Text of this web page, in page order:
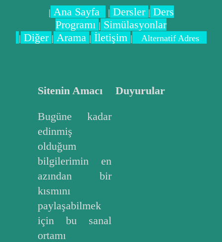
| Ana Sayfa | Dersler | Ders
Programı | Simülasyonlar
| Diğer | Arama | İletişim | Alternatif Adres
Sitenin Amacı
Bugüne kadar
edinmiş
olduğum
bilgilerimin en
azından bir
kısmını
paylaşabilmek
için bu sanal
ortamı
Duyurular